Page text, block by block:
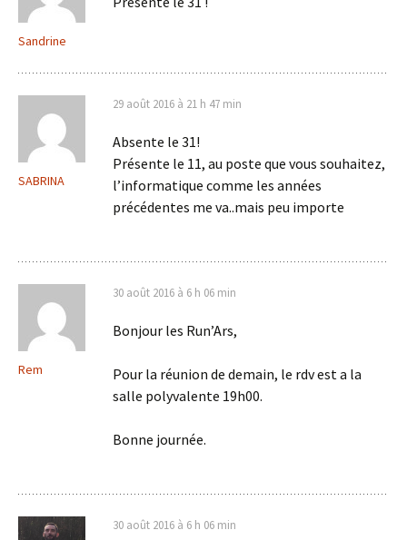
Sandrine
SABRINA
29 août 2016 à 21 h 47 min
Absente le 31!
Présente le 11, au poste que vous souhaitez,
l’informatique comme les années
précédentes me va..mais peu importe
Rem
30 août 2016 à 6 h 06 min
Bonjour les Run’Ars,
Pour la réunion de demain, le rdv est a la
salle polyvalente 19h00.
Bonne journée.
30 août 2016 à 6 h 06 min